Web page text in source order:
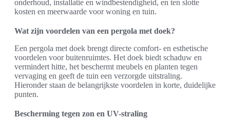
onderhoud, installatie en windbestendigheid, en ten slotte
kosten en meerwaarde voor woning en tuin.
Wat zijn voordelen van een pergola met doek?
Een pergola met doek brengt directe comfort- en esthetische
voordelen voor buitenruimtes. Het doek biedt schaduw en
vermindert hitte, het beschermt meubels en planten tegen
vervaging en geeft de tuin een verzorgde uitstraling.
Hieronder staan de belangrijkste voordelen in korte, duidelijke
punten.
Bescherming tegen zon en UV-straling